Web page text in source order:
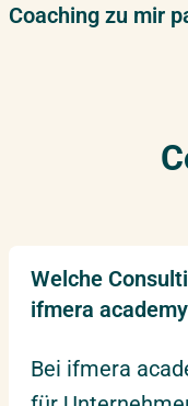
Coaching zu mir
Welche
ifmera
Bei ifmera